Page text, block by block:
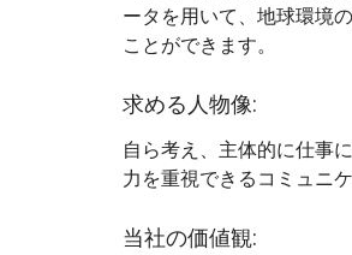
ータを用いて、地球環境
ことができます。
求める人物像:
自ら考え、主体的に仕事
力を重視できるコミュニ
当社の価値観: